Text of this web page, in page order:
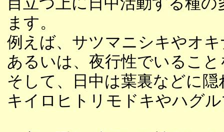
ます。
例えば、サツマニシキやオ
あるいは、夜行性でいるこ
そして、日中は葉裏などに
キイロヒトリモドキやハグ